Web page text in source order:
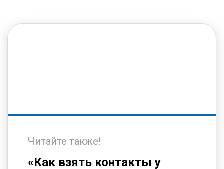
Читайте также!
«Как взять контакты у